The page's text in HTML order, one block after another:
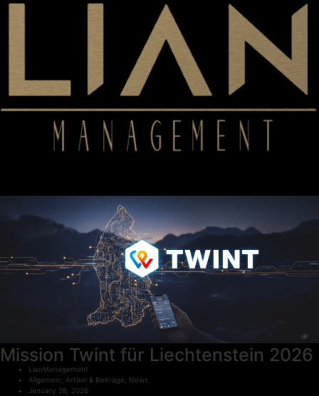
Mission Twint für Liechtenstein 2026
LianManagement
Allgemein
Artikel & Beiträge
News
January 28, 2026